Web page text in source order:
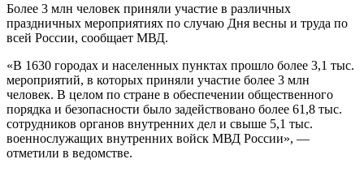
Более 3 млн человек приняли участие в различных
праздничных мероприятиях по случаю Дня весны и труда по
всей России, сообщает МВД.
«В 1630 городах и населенных пунктах прошло более 3,1 тыс.
мероприятий, в которых приняли участие более 3 млн
человек. В целом по стране в обеспечении общественного
порядка и безопасности было задействовано более 61,8 тыс.
сотрудников органов внутренних дел и свыше 5,1 тыс.
военнослужащих внутренних войск МВД России», —
отметили в ведомстве.